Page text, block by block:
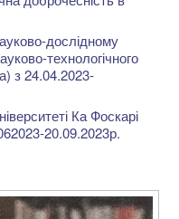
дослідному
технологічного
з 24.04.2023-
Ка Фоскарі
20.09.2023р.